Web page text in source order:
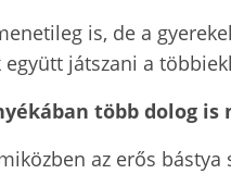
is, de a
játszani a
több dolog is
az erős